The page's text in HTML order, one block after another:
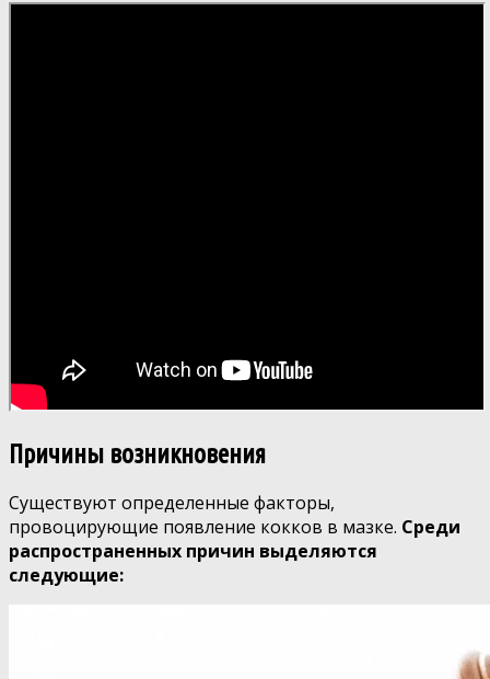
Причины возникновения
Существуют определенные факторы,
провоцирующие появление кокков в мазке. Среди
распространенных причин выделяются
следующие: